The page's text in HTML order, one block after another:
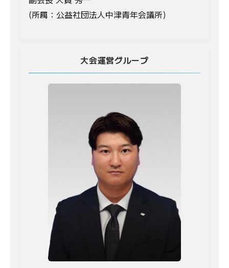
(所属：公益社団法人中津青年会議所)
大会運営グループ